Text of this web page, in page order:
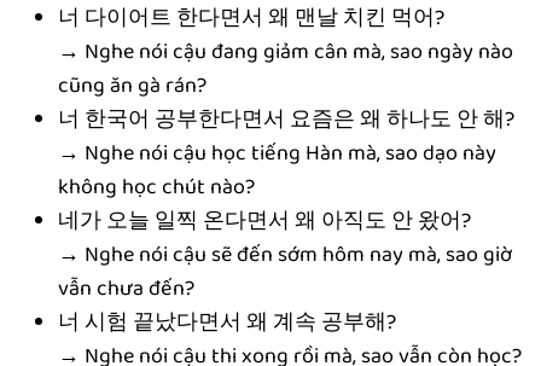
너 다이어트 한다면서 왜 맨날 치킨 먹어?
→ Nghe nói cậu đang giảm cân mà, sao ngày nào
cũng ăn gà rán?
너 한국어 공부한다면서 요즘은 왜 하나도 안 해?
→ Nghe nói cậu học tiếng Hàn mà, sao dạo này
không học chút nào?
네가 오늘 일찍 온다면서 왜 아직도 안 왔어?
→ Nghe nói cậu sẽ đến sớm hôm nay mà, sao giờ
vẫn chưa đến?
너 시험 끝났다면서 왜 계속 공부해?
→ Nghe nói cậu thi xong rồi mà, sao vẫn còn học?